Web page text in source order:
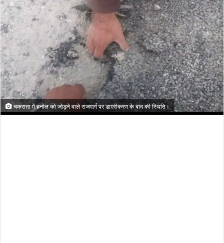
चकराता में हनोल को जोड़ने वाले राजमार्ग पर डामरीकरण के बाद की स्थिति।